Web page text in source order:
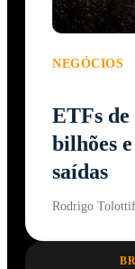
NEGÓCIOS
ETFs
bilhões
saídas
Rodrigo Tolotti